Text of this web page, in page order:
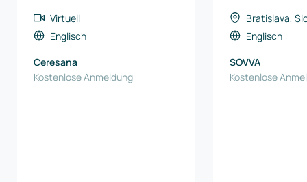
Virtuell
Englisch
Ceresana
Kostenlose Anmeldung
Bratislava,
Englisch
SOVVA
Kostenlose